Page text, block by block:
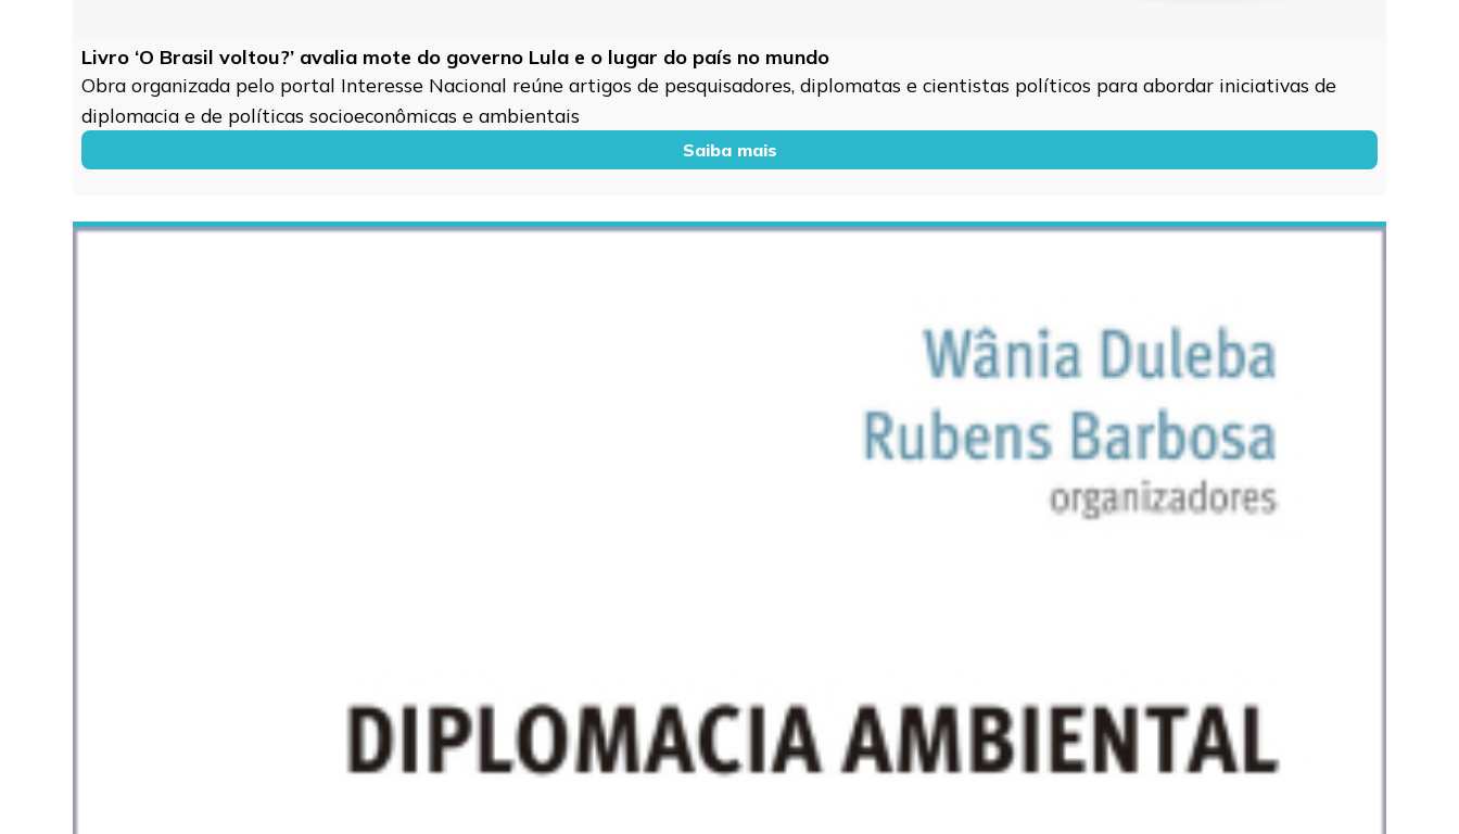
Livro ‘O Brasil voltou?’ avalia mote do governo Lula e o lugar do país no mundo
Obra organizada pelo portal Interesse Nacional reúne artigos de pesquisadores, diplomatas e cientistas políticos para abordar iniciativas de
diplomacia e de políticas socioeconômicas e ambientais
Saiba mais